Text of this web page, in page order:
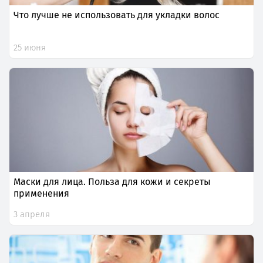
Что лучше не использовать для укладки волос
25 июня
Маски для лица. Польза для кожи и секреты
применения
3 апреля